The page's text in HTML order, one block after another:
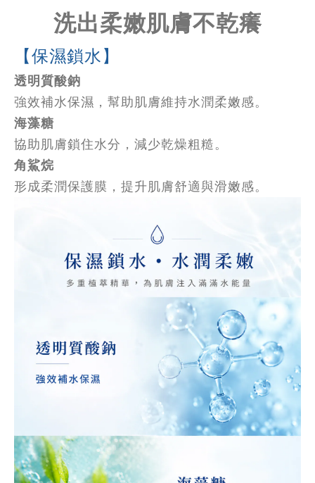
洗出柔嫩肌膚不乾癢
【保濕鎖水】
透明質酸鈉
強效補水保濕，幫助肌膚維持水潤柔嫩感。
海藻糖
協助肌膚鎖住水分，減少乾燥粗糙。
角鯊烷
形成柔潤保護膜，提升肌膚舒適與滑嫩感。